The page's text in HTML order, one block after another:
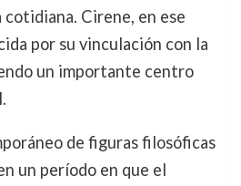
Cirene, en ese
por su vinculación con la
un importante centro
de figuras filosóficas
un período en que el